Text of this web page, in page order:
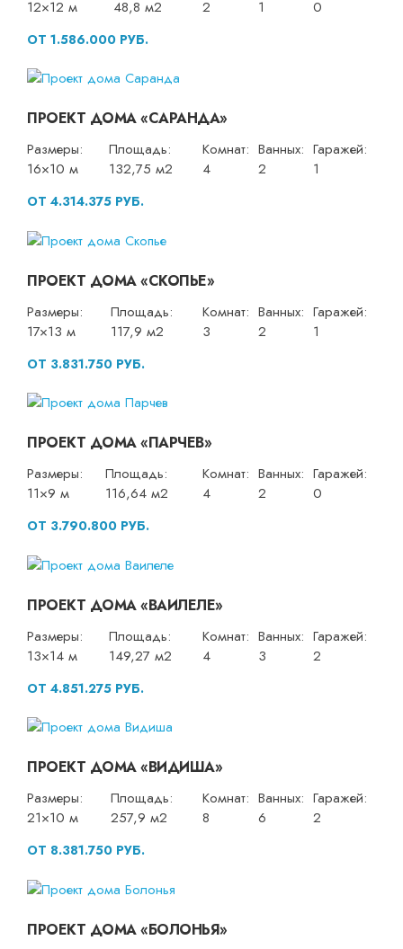
12×12 м 48,8 м2 2 1 0
ОТ 1.586.000 РУБ.
ПРОЕКТ ДОМА «САРАНДА»
Размеры:
16×10 м
Площадь:
132,75 м2
Комнат:
4
Ванных:
2
Гаражей:
1
ОТ 4.314.375 РУБ.
ПРОЕКТ ДОМА «СКОПЬЕ»
Размеры:
17×13 м
Площадь:
117,9 м2
Комнат:
3
Ванных:
2
Гаражей:
1
ОТ 3.831.750 РУБ.
ПРОЕКТ ДОМА «ПАРЧЕВ»
Размеры:
11×9 м
Площадь:
116,64 м2
Комнат:
4
Ванных:
2
Гаражей:
0
ОТ 3.790.800 РУБ.
ПРОЕКТ ДОМА «ВАИЛЕЛЕ»
Размеры:
13×14 м
Площадь:
149,27 м2
Комнат:
4
Ванных:
3
Гаражей:
2
ОТ 4.851.275 РУБ.
ПРОЕКТ ДОМА «ВИДИША»
Размеры:
21×10 м
Площадь:
257,9 м2
Комнат:
8
Ванных:
6
Гаражей:
2
ОТ 8.381.750 РУБ.
ПРОЕКТ ДОМА «БОЛОНЬЯ»